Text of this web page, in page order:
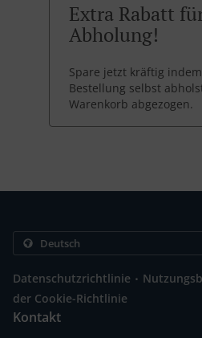
Extra Rabatt
Abholung!
Spare jetzt kräftig
Bestellung selbst
Warenkorb abgezogen.
Datenschutzrichtlinie .
der Cookie-Richtlinie
Kontakt